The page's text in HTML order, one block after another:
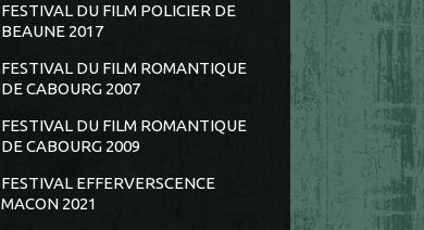
FESTIVAL DU FILM POLICIER DE
BEAUNE 2017
FESTIVAL DU FILM ROMANTIQUE
DE CABOURG 2007
FESTIVAL DU FILM ROMANTIQUE
DE CABOURG 2009
FESTIVAL EFFERVERSCENCE
MACON 2021